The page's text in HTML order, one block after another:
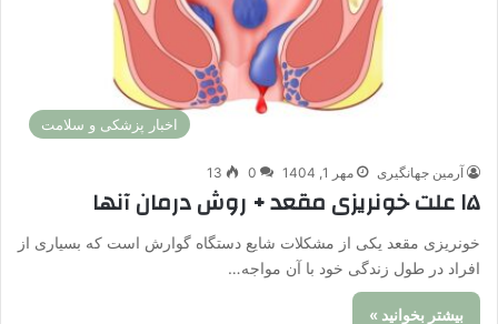
اخبار پزشکی و سلامت
آرمین جهانگیری مهر 1, 1404 0
13
۱۵ علت خونریزی مقعد + روش درمان آنها
خونریزی مقعد یکی از مشکلات شایع دستگاه گوارش است که بسیاری از
افراد در طول زندگی خود با آن مواجه…
بیشتر بخوانید »